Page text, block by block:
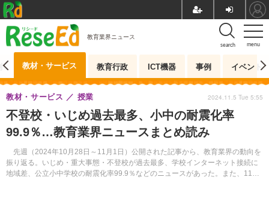
menu
search
教育業界ニュース
教材・サービス 教育行政 ICT機器 事例 イベント
不登校・いじめ過去最多、小中の耐震化率
99.9％…教育業界ニュースまとめ読み
先週（2024年10月28日～11月1日）公開された記事から、教育業界の動向を
振り返る。いじめ・重大事態・不登校が過去最多、学校インターネット接続に
地域差、公立小中学校の耐震化率99.9％などのニュースがあった。また、11月
教材・サービス 授業 2024.11.5 Tue 5:55